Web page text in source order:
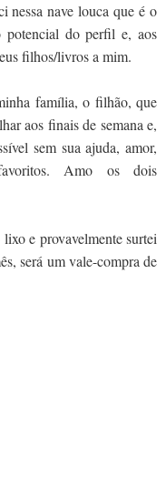
nessa nave louca que é o
potencial do perfil e, aos
filhos/livros a mim.
família, o filhão, que
aos finais de semana e,
sem sua ajuda, amor,
Amo os dois
e provavelmente surtei
será um vale-compra de